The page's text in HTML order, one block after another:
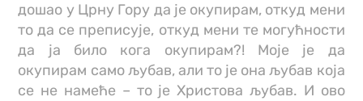
дошао у Црну Гору да је окупирам, откуд мени
то да се преписује, откуд мени те могућности
да ја било кога окупирам?! Моје је да
окупирам само љубав, али то је она љубав која
се не намеће – то је Христова љубав. И ово